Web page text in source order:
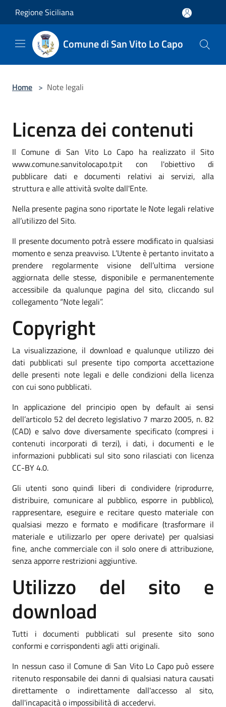
Regione Siciliana
Comune di San Vito Lo Capo
Home > Note legali
Licenza dei contenuti
Il Comune di San Vito Lo Capo ha realizzato il Sito
www.comune.sanvitolocapo.tp.it con l'obiettivo di
pubblicare dati e documenti relativi ai servizi, alla
struttura e alle attività svolte dall'Ente.
Nella presente pagina sono riportate le Note legali relative
all’utilizzo del Sito.
Il presente documento potrà essere modificato in qualsiasi
momento e senza preavviso. L’Utente è pertanto invitato a
prendere regolarmente visione dell’ultima versione
aggiornata delle stesse, disponibile e permanentemente
accessibile da qualunque pagina del sito, cliccando sul
collegamento “Note legali”.
Copyright
La visualizzazione, il download e qualunque utilizzo dei
dati pubblicati sul presente tipo comporta accettazione
delle presenti note legali e delle condizioni della licenza
con cui sono pubblicati.
In applicazione del principio open by default ai sensi
dell’articolo 52 del decreto legislativo 7 marzo 2005, n. 82
(CAD) e salvo dove diversamente specificato (compresi i
contenuti incorporati di terzi), i dati, i documenti e le
informazioni pubblicati sul sito sono rilasciati con licenza
CC-BY 4.0.
Gli utenti sono quindi liberi di condividere (riprodurre,
distribuire, comunicare al pubblico, esporre in pubblico),
rappresentare, eseguire e recitare questo materiale con
qualsiasi mezzo e formato e modificare (trasformare il
materiale e utilizzarlo per opere derivate) per qualsiasi
fine, anche commerciale con il solo onere di attribuzione,
senza apporre restrizioni aggiuntive.
Utilizzo del sito e
download
Tutti i documenti pubblicati sul presente sito sono
conformi e corrispondenti agli atti originali.
In nessun caso il Comune di San Vito Lo Capo può essere
ritenuto responsabile dei danni di qualsiasi natura causati
direttamente o indirettamente dall'accesso al sito,
dall'incapacità o impossibilità di accedervi.